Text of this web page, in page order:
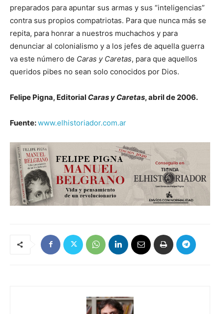
preparados para apuntar sus armas y sus “inteligencias”
contra sus propios compatriotas. Para que nunca más se
repita, para honrar a nuestros muchachos y para
denunciar al colonialismo y a los jefes de aquella guerra
va este número de Caras y Caretas, para que aquellos
queridos pibes no sean solo conocidos por Dios.
Felipe Pigna, Editorial Caras y Caretas, abril de 2006.
Fuente:www.elhistoriador.com.ar